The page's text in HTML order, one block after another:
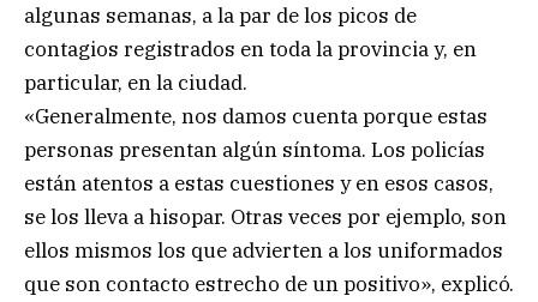
algunas semanas, a la par de los picos de
contagios registrados en toda la provincia y, en
particular, en la ciudad.
«Generalmente, nos damos cuenta porque estas
personas presentan algún síntoma. Los policías
están atentos a estas cuestiones y en esos casos,
se los lleva a hisopar. Otras veces por ejemplo, son
ellos mismos los que advierten a los uniformados
que son contacto estrecho de un positivo», explicó.